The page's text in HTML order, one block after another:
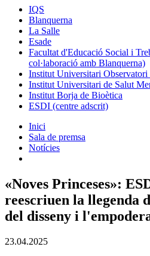
IQS
Blanquerna
La Salle
Esade
Facultat d'Educació Social i
col·laboració amb Blanquerna)
Institut Universitari Observatori
Institut Universitari de Salut
Institut Borja de Bioètica
ESDI (centre adscrit)
Inici
Sala de premsa
Notícies
«Noves Princeses»:
reescriuen la llegenda
del disseny i
23.04.2025